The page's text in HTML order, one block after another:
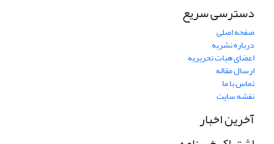
دسترسی سریع
صفحه اصلی
درباره نشریه
اعضای هیات تحریریه
ارسال مقاله
تماس با ما
نقشه سایت
آخرین اخبار